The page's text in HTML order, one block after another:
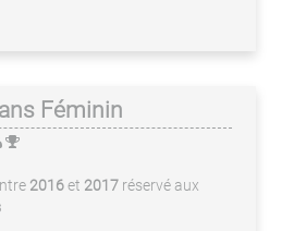
Féminin
2016et 2017 réservé aux